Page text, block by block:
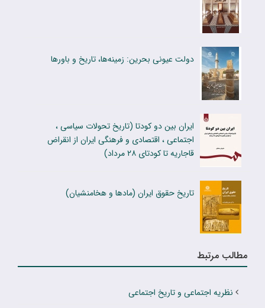
دولت عیونی بحرین: زمینه‌ها، تاریخ و باورها
ایران بین دو کودتا (تاریخ تحولات سیاسی ،
اجتماعی ، اقتصادی و فرهنگی ایران از انقراض
قاجاریه تا کودتای ۲۸ مرداد)
تاریخ حقوق ایران (مادها و هخامنشیان)
مطالب مرتبط
نظریه اجتماعی و تاریخ اجتماعی